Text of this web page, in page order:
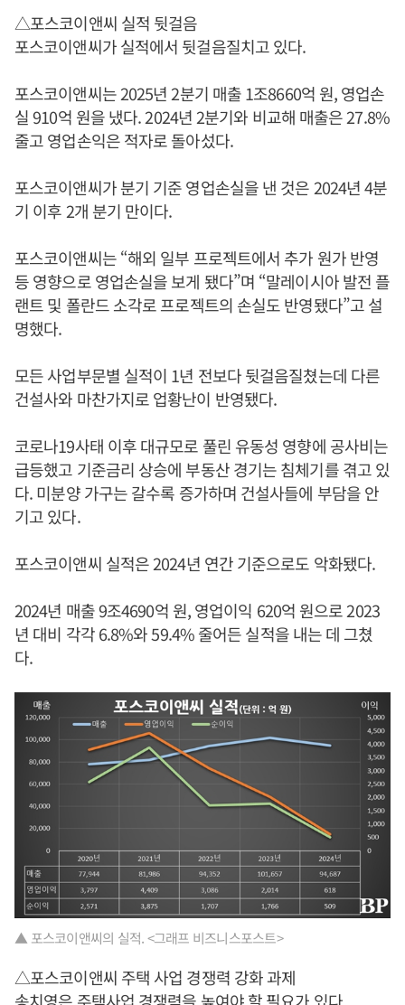
△포스코이앤씨 실적 뒷걸음
포스코이앤씨가 실적에서 뒷걸음질치고 있다.
포스코이앤씨는 2025년 2분기 매출 1조8660억 원, 영업손
실 910억 원을 냈다. 2024년 2분기와 비교해 매출은 27.8%
줄고 영업손익은 적자로 돌아섰다.
포스코이앤씨가 분기 기준 영업손실을 낸 것은 2024년 4분
기 이후 2개 분기 만이다.
포스코이앤씨는 “해외 일부 프로젝트에서 추가 원가 반영
등 영향으로 영업손실을 보게 됐다”며 “말레이시아 발전 플
랜트 및 폴란드 소각로 프로젝트의 손실도 반영됐다”고 설
명했다.
모든 사업부문별 실적이 1년 전보다 뒷걸음질쳤는데 다른
건설사와 마찬가지로 업황난이 반영됐다.
코로나19사태 이후 대규모로 풀린 유동성 영향에 공사비는
급등했고 기준금리 상승에 부동산 경기는 침체기를 겪고 있
다. 미분양 가구는 갈수록 증가하며 건설사들에 부담을 안
기고 있다.
포스코이앤씨 실적은 2024년 연간 기준으로도 악화됐다.
2024년 매출 9조4690억 원, 영업이익 620억 원으로 2023
년 대비 각각 6.8%와 59.4% 줄어든 실적을 내는 데 그쳤
다.
▲ 포스코이앤씨의 실적. <그래프 비즈니스포스트>
△포스코이앤씨 주택 사업 경쟁력 강화 과제
송치영은 주택사업 경쟁력을 높여야 할 필요가 있다.